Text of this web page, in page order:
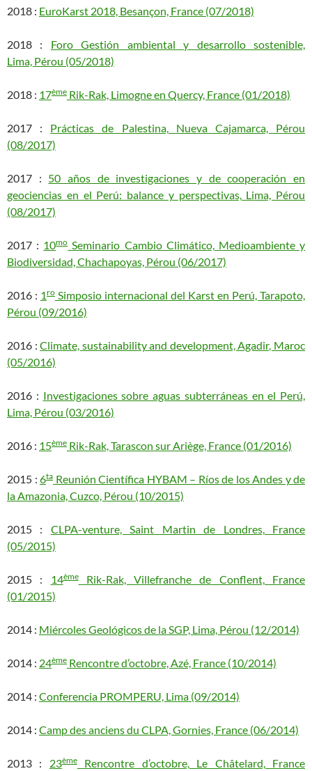
2018 : EuroKarst 2018, Besançon, France (07/2018)
2018 : Foro Gestión ambiental y desarrollo sostenible,
Lima, Pérou (05/2018)
2018 : 17ème Rik-Rak, Limogne en Quercy, France (01/2018)
2017 : Prácticas de Palestina, Nueva Cajamarca, Pérou
(08/2017)
2017 : 50 años de investigaciones y de cooperación en
geociencias en el Perú: balance y perspectivas, Lima, Pérou
(08/2017)
2017 : 10moSeminario Cambio Climático, Medioambiente y
Biodiversidad, Chachapoyas, Pérou (06/2017)
2016 : 1ro Simposio internacional del Karst en Perú, Tarapoto,
Pérou (09/2016)
2016 :Climate, sustainability and development, Agadir, Maroc
(05/2016)
2016 : Investigaciones sobre aguas subterráneas en el Perú,
Lima, Pérou (03/2016)
2016 : 15ème Rik-Rak, Tarascon sur Ariège, France (01/2016)
2015 : 6ta Reunión Científica HYBAM – Ríos de los Andes y de
la Amazonia, Cuzco, Pérou (10/2015)
2015 : CLPA-venture, Saint Martin de Londres, France
(05/2015)
2015 : 14èmeRik-Rak, Villefranche de Conflent, France
(01/2015)
2014 : Miércoles Geológicos de la SGP, Lima, Pérou (12/2014)
2014 : 24ème Rencontre d’octobre, Azé, France (10/2014)
2014 : Conferencia PROMPERU, Lima (09/2014)
2014 : Camp des anciens du CLPA, Gornies, France (06/2014)
2013 : 23èmeRencontre d’octobre, Le Châtelard, France